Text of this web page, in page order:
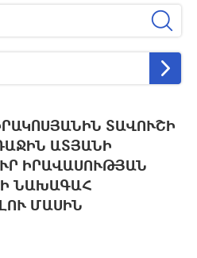
ՏԱՎՈՒՇԻ
ԱՏՅԱՆԻ
ԻՐԱՎԱՍՈՒԹՅԱՆ
ՆԱԽԱԳԱՀ
ՄԱՍԻՆ